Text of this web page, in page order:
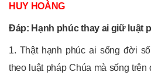
HUY HOÀNG
Đáp: Hạnh phúc thay ai giữ luật
1. Thật hạnh phúc ai sống đời
theo luật pháp Chúa mà sống